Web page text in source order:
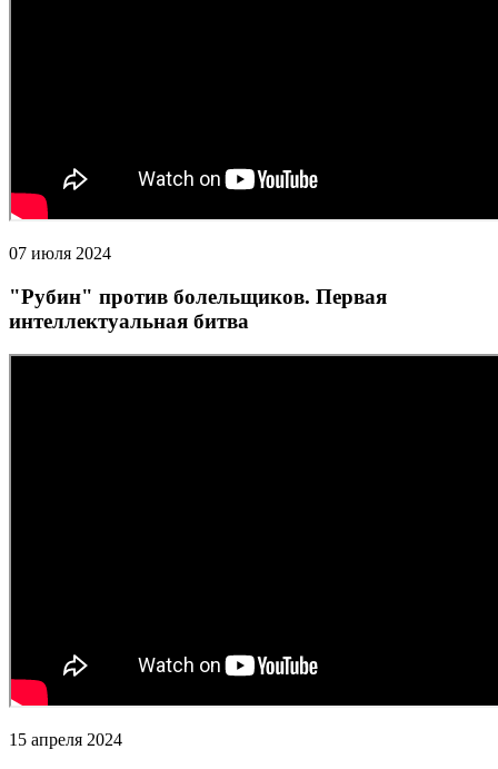
07 июля 2024
"Рубин" против болельщиков. Первая
интеллектуальная битва
15 апреля 2024